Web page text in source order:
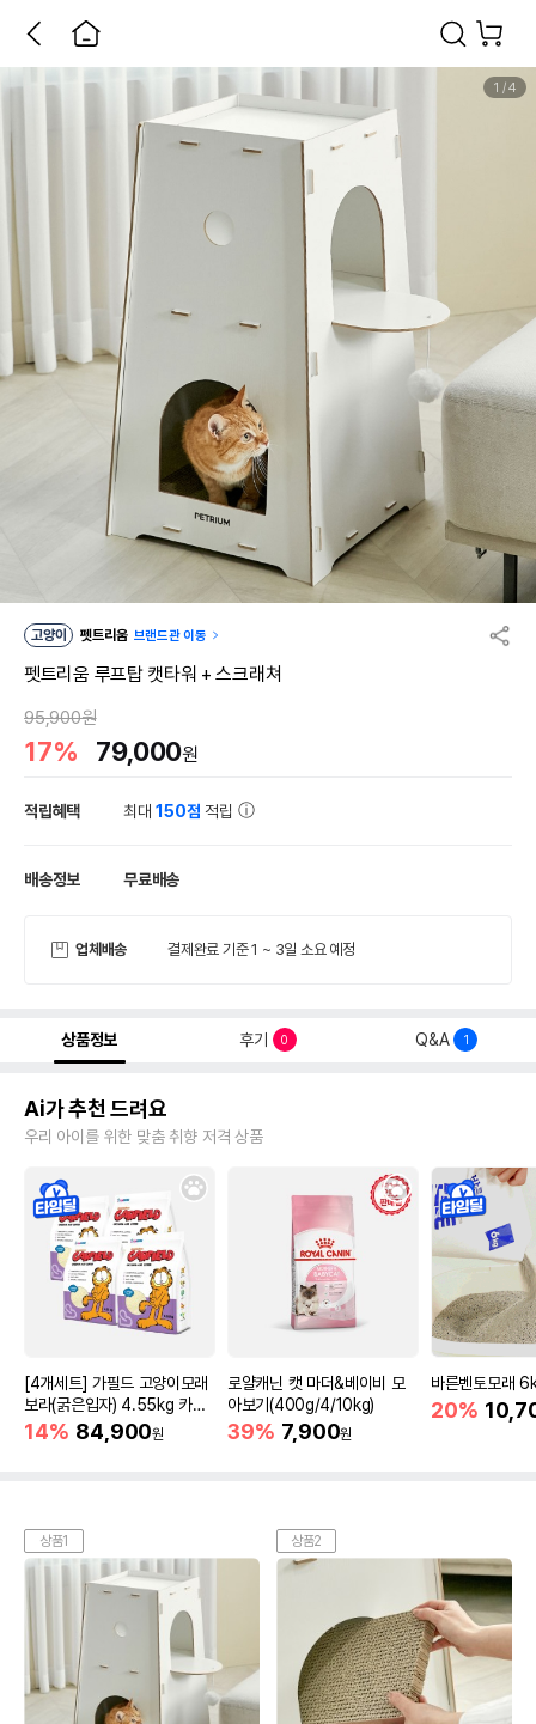
1 /4
고양이 펫트리움 브랜드관 이동
펫트리움 루프탑 캣타워 + 스크래쳐
95,900원
17% 79,000원
적립혜택 최대150점 적립
배송정보 무료배송
업체배송 결제완료 기준 1 ~ 3일 소요 예정
상품정보 후기 0 Q&A 1
Ai가 추천 드려요
우리 아이를 위한 맞춤 취향 저격 상품
[4개세트] 가필드 고양이모래
보라(굵은입자) 4.55kg 카사
바모래
14% 84,900원
로얄캐닌 캣 마더&베이비 모
아보기(400g/4/10kg)
39% 7,900원
바른벤토모래
20%
상품1 상품2